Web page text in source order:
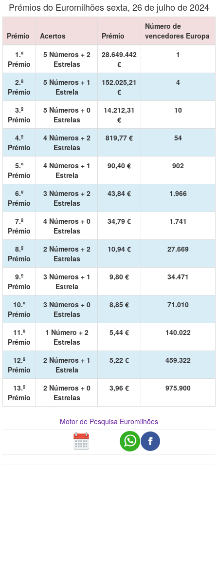
Prémios do Euromilhões sexta, 26 de julho de 2024
Prémio Acertos Prémio
Número de
vencedores Europa
1.º
Prémio
5 Números + 2
Estrelas
28.649.442
€
1
2.º
Prémio
5 Números + 1
Estrela
152.025,21
€
4
3.º
Prémio
5 Números + 0
Estrelas
14.212,31
€
10
4.º
Prémio
4 Números + 2
Estrelas
819,77 € 54
5.º
Prémio
4 Números + 1
Estrela
90,40 € 902
6.º
Prémio
3 Números + 2
Estrelas
43,84 € 1.966
7.º
Prémio
4 Números + 0
Estrelas
34,79 € 1.741
8.º
Prémio
2 Números + 2
Estrelas
10,94 € 27.669
9.º
Prémio
3 Números + 1
Estrela
9,80 € 34.471
10.º
Prémio
3 Números + 0
Estrelas
8,85 € 71.010
11.º
Prémio
1 Número + 2
Estrelas
5,44 € 140.022
12.º
Prémio
2 Números + 1
Estrela
5,22 € 459.322
13.º
Prémio
2 Números + 0
Estrelas
3,96 € 975.900
Motor de Pesquisa Euromilhões